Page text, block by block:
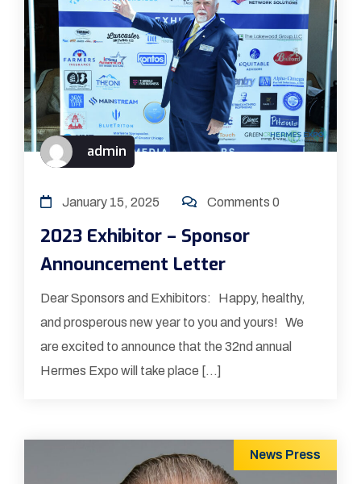
admin
January 15, 2025 Comments 0
2023 Exhibitor – Sponsor
Announcement Letter
Dear Sponsors and Exhibitors: Happy, healthy,
and prosperous new year to you and yours! We
are excited to announce that the 32nd annual
Hermes Expo will take place […]
News Press